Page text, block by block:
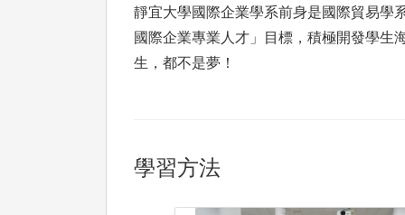
靜宜大學國際企業學系前身是國際貿易學
國際企業專業人才」目標，積極開發學生
生，都不是夢！
學習方法